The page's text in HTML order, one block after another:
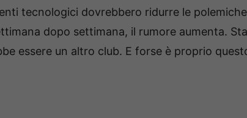
tecnologici dovrebbero ridurre le
dopo settimana, il rumore aumenta.
essere un altro club. E forse è proprio